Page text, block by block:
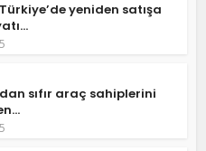
yeniden satışa
sıfır araç sahiplerini